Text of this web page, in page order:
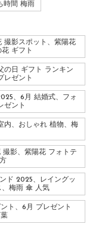
時間 梅雨
撮影スポット、紫陽花
ギフト
の日 ギフト ランキン
レゼント
、6月 結婚式、フォ
ゼント
内、おしゃれ 植物、梅
影、紫陽花 フォトテ
ド 2025、レイングッ
、梅雨 傘 人気
ト、6月 プレゼント